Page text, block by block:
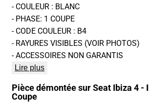
- COULEUR : BLANC
- PHASE: 1 COUPE
- CODE COULEUR : B4
- RAYURES VISIBLES (VOIR PHOTOS)
- ACCESSOIRES NON GARANTIS
Lire plus
Pièce démontée sur Seat Ibiza 4 -
Coupe